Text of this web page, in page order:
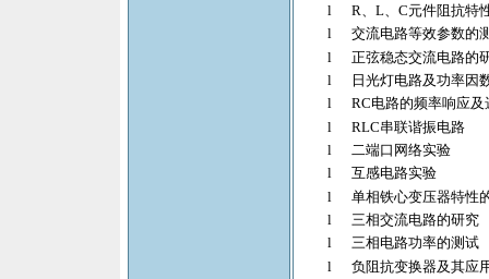
l
R L C元件阻抗特
l
交流电路等效参数的
l
正弦稳态交流电路的
l
日光灯电路及功率因
l
RC电路的频率响应
l
RLC串联谐振电路
l
二端口网络实验
l
互感电路实验
l
单相铁心变压器特性
l
三相交流电路的研究
l
三相电路功率的测试
l
负阻抗变换器及其应